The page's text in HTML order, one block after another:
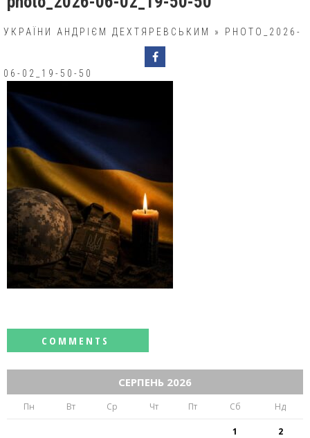
УКРАЇНИ АНДРІЄМ ДЕХТЯРЕВСЬКИМ » PHOTO_2026-
06-02_19-50-50
СЕРПЕНЬ 2026
Пн Вт Ср Чт Пт Сб Нд
1 2